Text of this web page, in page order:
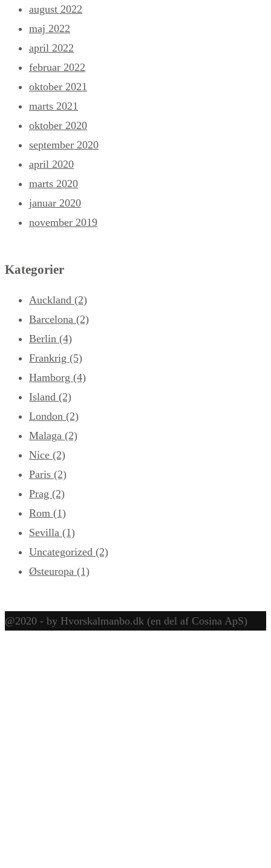
august 2022
maj 2022
april 2022
februar 2022
oktober 2021
marts 2021
oktober 2020
september 2020
april 2020
marts 2020
januar 2020
november 2019
Kategorier
Auckland (2)
Barcelona (2)
Berlin (4)
Frankrig (5)
Hamborg (4)
Island (2)
London (2)
Malaga (2)
Nice (2)
Paris (2)
Prag (2)
Rom (1)
Sevilla (1)
Uncategorized (2)
Østeuropa (1)
@2020 - by Hvorskalmanbo.dk (en del af Cosina ApS)